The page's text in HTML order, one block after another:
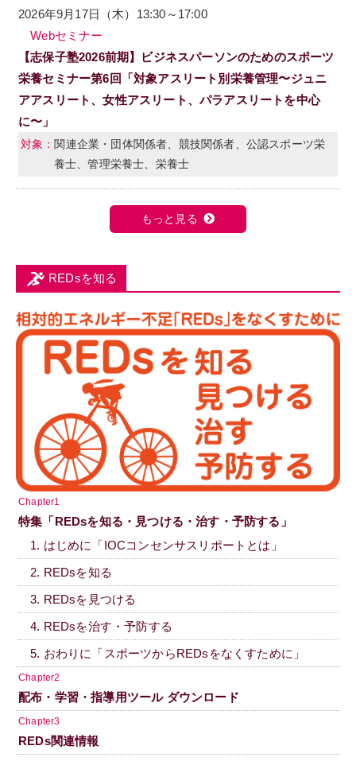
2026年9月17日（木）13:30～17:00
Webセミナー
【志保子塾2026前期】ビジネスパーソンのためのスポーツ
栄養セミナー第6回「対象アスリート別栄養管理〜ジュニ
アアスリート、女性アスリート、パラアスリートを中心
に〜」
関連企業・団体関係者、競技関係者、公認スポーツ栄
養士、管理栄養士、栄養士
もっと見る
REDsを知る
Chapter1
特集「REDsを知る・見つける・治す・予防する」
1. はじめに「IOCコンセンサスリポートとは」
2. REDsを知る
3. REDsを見つける
4. REDsを治す・予防する
5. おわりに「スポーツからREDsをなくすために」
Chapter2
配布・学習・指導用ツール ダウンロード
Chapter3
REDs関連情報